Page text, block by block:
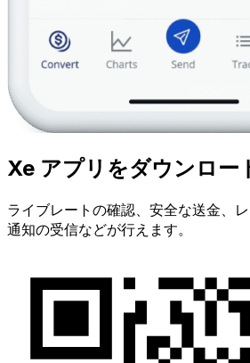
Xe アプリをダウンロー
ライブレートの確認、安全な送金、レ
通知の受信などが行えます。